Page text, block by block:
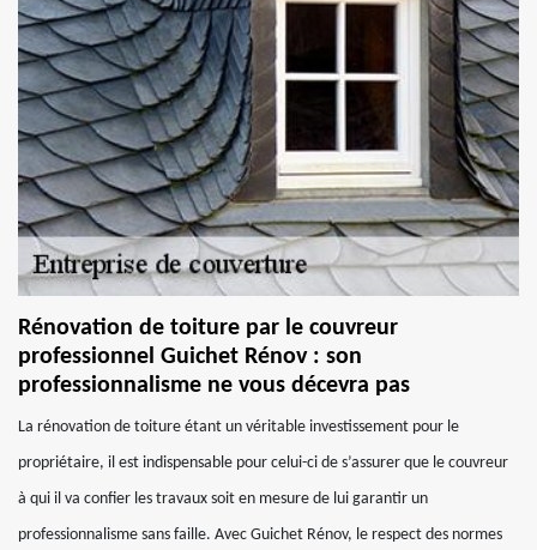
Rénovation de toiture par le couvreur
professionnel Guichet Rénov : son
professionnalisme ne vous décevra pas
La rénovation de toiture étant un véritable investissement pour le
propriétaire, il est indispensable pour celui-ci de s’assurer que le couvreur
à qui il va confier les travaux soit en mesure de lui garantir un
professionnalisme sans faille. Avec Guichet Rénov, le respect des normes